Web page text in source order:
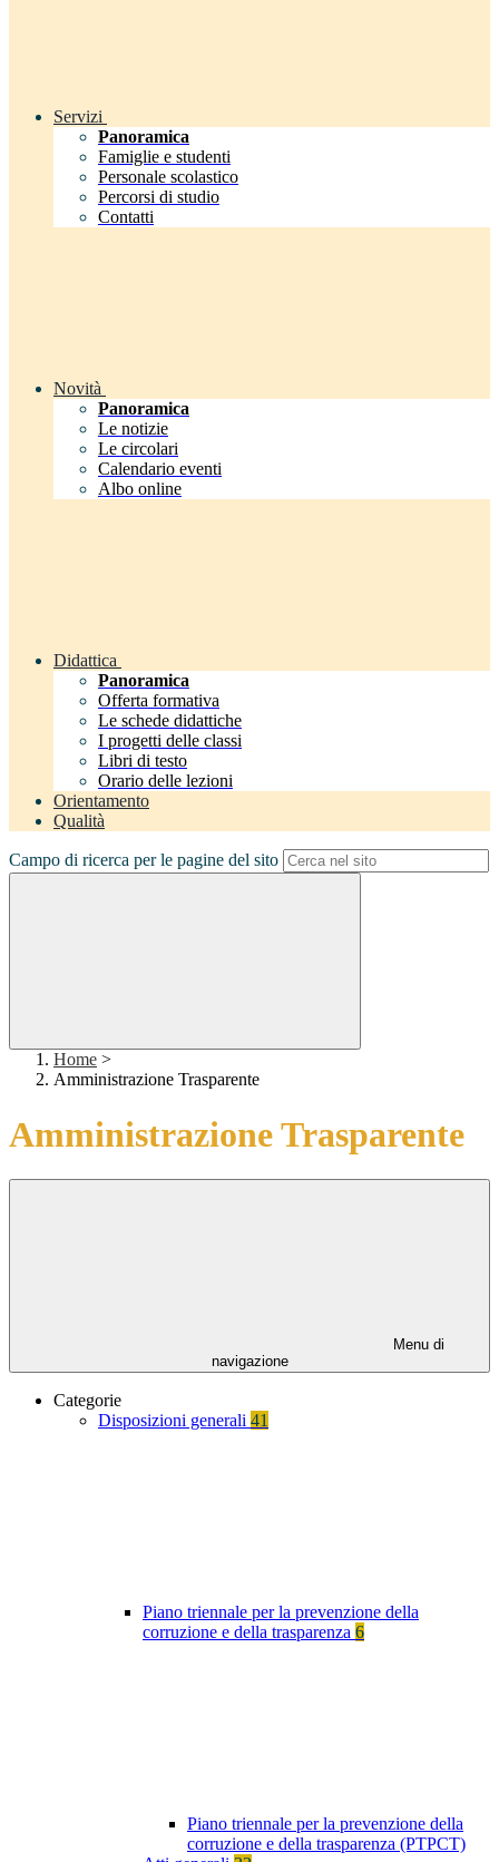
Servizi
Panoramica
Famiglie e studenti
Personale scolastico
Percorsi di studio
Contatti
Novità
Panoramica
Le notizie
Le circolari
Calendario eventi
Albo online
Didattica
Panoramica
Offerta formativa
Le schede didattiche
I progetti delle classi
Libri di testo
Orario delle lezioni
Orientamento
Qualità
Campo di ricerca per le pagine del sito
Home >
Amministrazione Trasparente
Amministrazione Trasparente
Menu di
navigazione
Categorie
Disposizioni generali 41
Piano triennale per la prevenzione della
corruzione e della trasparenza 6
Piano triennale per la prevenzione della
corruzione e della trasparenza (PTPCT)